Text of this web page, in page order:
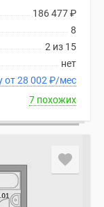
186 477₽
8
2 из 15
нет
В ипотеку от 28 002 ₽/мес
7 похожих